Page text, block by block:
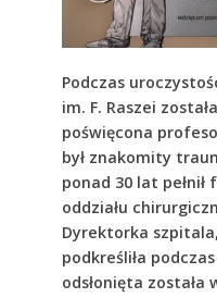
Podczas
im. F. Raszei
poświęcona
był znakomity
ponad 30 lat
oddziału
Dyrektorka
podkreśliła
odsłonięta została